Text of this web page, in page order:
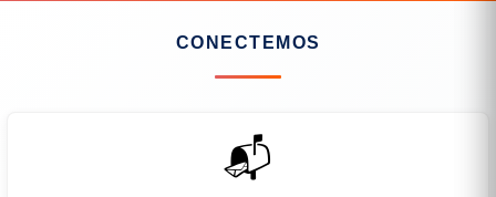
CONECTEMOS
📬